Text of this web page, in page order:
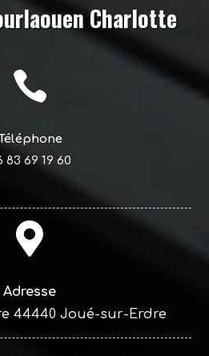
Charlotte

83 69 19 60

Adresse
44440 Joué-sur-Erdre